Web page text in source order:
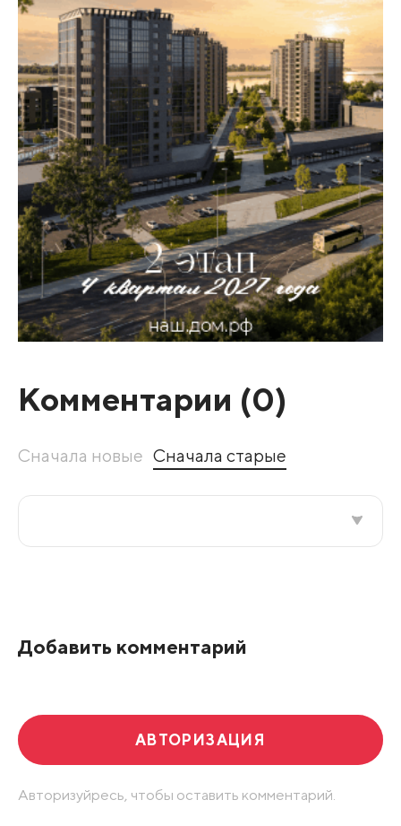
Комментарии (0)
Сначала новые Сначала старые
Добавить комментарий
АВТОРИЗАЦИЯ
Авторизуйресь, чтобы оставить комментарий.